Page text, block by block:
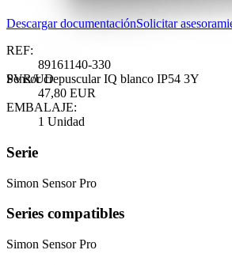
Sensor crepuscular IQ blanco IP54 3Y
Descargar documentaciónSolicitar
REF:
89161140-330
PVR/UD
47,80 EUR
EMBALAJE:
1 Unidad
Serie
Simon Sensor Pro
Series compatibles
Simon Sensor Pro